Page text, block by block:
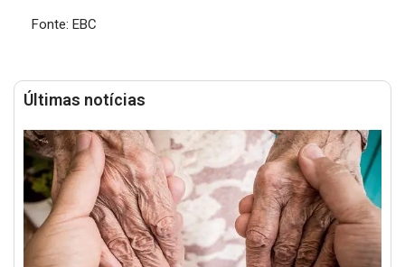
Fonte: EBC
Últimas notícias